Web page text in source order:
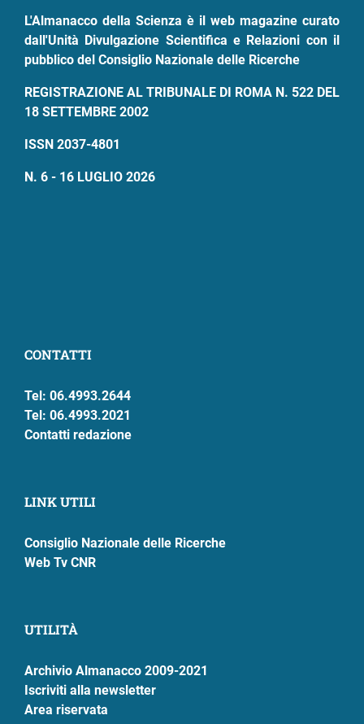
L'Almanacco della Scienza è il web magazine curato
dall'Unità Divulgazione Scientifica e Relazioni con il
pubblico del Consiglio Nazionale delle Ricerche
REGISTRAZIONE AL TRIBUNALE DI ROMA N. 522 DEL
18 SETTEMBRE 2002
ISSN 2037-4801
N. 6 - 16 LUGLIO 2026
CONTATTI
Tel: 06.4993.2644
Tel: 06.4993.2021
Contatti redazione
LINK UTILI
Consiglio Nazionale delle Ricerche
Web Tv CNR
UTILITÀ
Archivio Almanacco 2009-2021
Iscriviti alla newsletter
Area riservata